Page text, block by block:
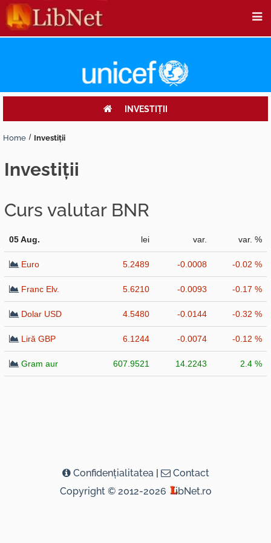
INVESTIŢII
Home Investiţii
investiţii
Curs valutar BNR
05 Aug. lei var. var. %
Euro 5.2489 -0.0008 -0.02 %
Franc Elv. 5.6210 -0.0093 -0.17 %
Dolar USD 4.5480 -0.0144 -0.32 %
Liră GBP 6.1244 -0.0074 -0.12 %
Gram aur 607.9521 14.2243 2.4 %
Confidenţialitatea |
Contact
Copyright © 2012-2026
ibNet.ro